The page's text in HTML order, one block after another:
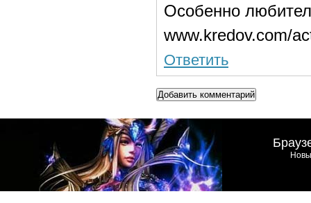
Особенно
www.kredov.com/
Ответить
Добавить комментарий